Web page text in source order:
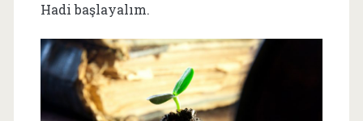
Hadi başlayalım.